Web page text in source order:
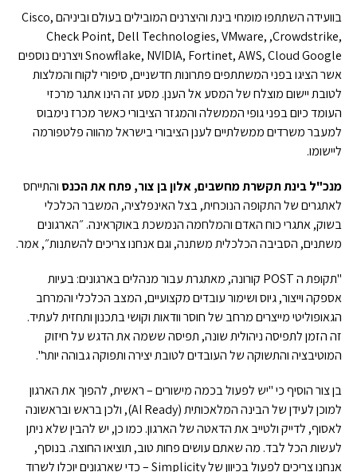
בוועידה השתתפו מומחי בינת והיצרנים המובילים בעולם וביניהם Cisco,
Check Point, Dell Technologies, VMware, ,Crowdstrike,
Snowflake, NVIDIA, Fortinet, AWS, Cloud Google ויצרנים נוספים
אשר הציגו בפני המשתתפים פתרונות חדשניים, סיפורי לקוח והמלצות
לטובת יישום מוצלח של המסע אל הענן. מסע זה הינו אתגר מרכזי
העומד כיום בפני גופי הממשלה והמגזר הציבורי כאשר מכרז נימבוס
למעבר משרדים ממשלתיים לענן הציבורי בישראל מהווה פלטפורמה
ליישומו.
מנכ"ל בינת תקשרת מחשבים, אלון בן צור, פתח את הכנס והתייחס
לאתגרים של התקופה הנוכחית, בצל האינפלציה, המשבר הכלכלי
בשוק, אתגרי כוח האדם והמלחמה הנמשכת באוקראינה. ״הארגונים
משתנים, הסביבה הכלכלית משתנה, וגם אנחנו צריכים להשתנות״, אמר.
"תקופת ה POST קורונה, מאתגרת עבור מנהלים בארגונים: בעיות
אספקה וייצור, גיוס ושימור עובדים מקצועיים, המצב הכלכלי והמרחב
הגאופוליטי מייצרים מרחב של חוסר וודאות וקושי בתכנון ותחזית לעתיד.
זה הזמן לתפיסה ניהולית שונה, תפיסה ששמה את הדגש על חיזוק
המוטיבציה והתשוקה של העובדים לטובת יצירה ותפוקה גבוהה יותר".
בן צור הוסיף כי "יש לפעול בכמה מישורים – ראשית, להפוך את הארגון
למוכן לעידן של הבינה המלאכותית (AI Ready), ולכן בראש ובראשונה
לאסוף, לדייק ולטייב את הדאטה של הארגון. כמו כן, יש להבין שלא ניתן
לעשות הכל לבד. מה שאתם עושים פחות טוב, תוציאו החוצה. בנוסף,
אנחנו צריכים לפעול בכיוון של Simplicity – כדי שארגונים יוכלו לשרוד